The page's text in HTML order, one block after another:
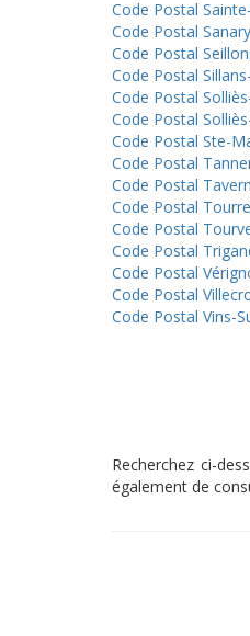
Code Postal
Code Postal
Code Postal
Code Postal
Code Postal
Code Postal
Code Postal Ste-
Code Postal
Code Postal
Code Postal
Code Postal
Code Postal
Code Postal
Code Postal
Code Postal Vins-
Recherchez ci-
également de